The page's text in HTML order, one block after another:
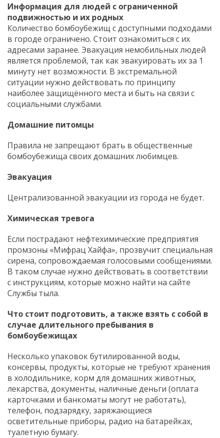
Информация для людей с ограниченной
подвижностью и их родных
Количество бомбоубежищ с доступными подходами
в городе ограничено. Стоит ознакомиться с их
адресами заранее. Эвакуация немобильных людей
является проблемой, так как эвакуировать их за 1
минуту нет возможности. В экстремальной
ситуации нужно действовать по принципу
наиболее защищённого места и быть на связи с
социальными службами.
Домашние питомцы
Правила не запрещают брать в общественные
бомбоубежища своих домашних любимцев.
Эвакуация
Централизованной эвакуации из города не будет.
Химическая тревога
Если пострадают нефтехимические предприятия
промзоны «Мифрац Хайфа», прозвучит специальная
сирена, сопровождаемая голосовыми сообщениями.
В таком случае нужно действовать в соответствии
с инструкциям, которые можно найти на сайте
Службы тыла.
Что стоит подготовить, а также взять с собой в
случае длительного пребывания в
бомбоубежищах
Несколько упаковок бутилированной воды,
консервы, продукты, которые не требуют хранения
в холодильнике, корм для домашних животных,
лекарства, документы, наличные деньги (оплата
карточками и банкоматы могут не работать),
телефон, подзарядку, заряжающиеся
осветительные приборы, радио на батарейках,
туалетную бумагу.